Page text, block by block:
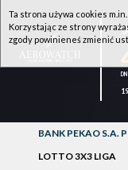
BANK PEKAO S.A.
LOTTO 3X3 LIGA
Ta strona używa cookies
Korzystając ze strony
zgody powinieneś zmienić